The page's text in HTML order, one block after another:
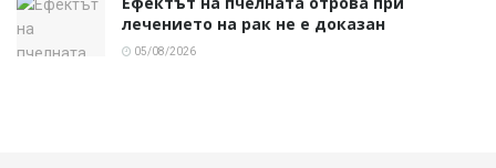
лечението на рак не е доказан
05/08/2026